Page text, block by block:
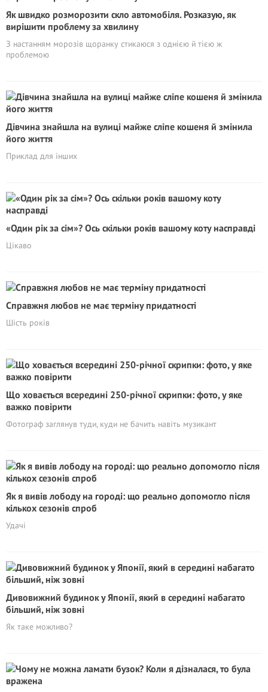
Як швидко розморозити скло автомобіля. Розказую, як
вирішити проблему за хвилину
З настанням морозів щоранку стикаюся з однією й тією ж
проблемою
Дівчина знайшла на вулиці майже сліпе кошеня й змінила
його життя
Приклад для інших
«Один рік за сім»? Ось скільки років вашому коту насправді
Цікаво
Справжня любов не має терміну придатності
Шість років
Що ховається всередині 250-річної скрипки: фото, у яке
важко повірити
Фотограф заглянув туди, куди не бачить навіть музикант
Як я вивів лободу на городі: що реально допомогло після
кількох сезонів спроб
Удачі
Дивовижний будинок у Японії, який в середині набагато
більший, ніж зовні
Як таке можливо?